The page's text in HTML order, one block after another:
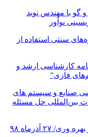
گو با مهندس نوید
نوآور
سنتی استفاده از
­نامه کارشناسی­ ارشد و
فازی”
صنایع و سیستم های
بین‌المللی حل مسئله
آذرماه ۹۸